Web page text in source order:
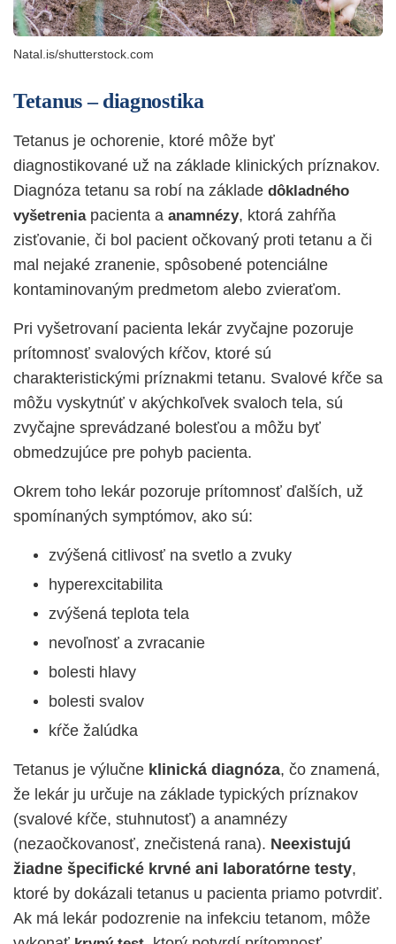
Natal.is/shutterstock.com
Tetanus – diagnostika
Tetanus je ochorenie, ktoré môže byť
diagnostikované už na základe klinických príznakov.
Diagnóza tetanu sa robí na základe dôkladného
vyšetreniapacienta a anamnézy, ktorá zahŕňa
zisťovanie, či bol pacient očkovaný proti tetanu a či
mal nejaké zranenie, spôsobené potenciálne
kontaminovaným predmetom alebo zvieraťom.
Pri vyšetrovaní pacienta lekár zvyčajne pozoruje
prítomnosť svalových kŕčov, ktoré sú
charakteristickými príznakmi tetanu. Svalové kŕče sa
môžu vyskytnúť v akýchkoľvek svaloch tela, sú
zvyčajne sprevádzané bolesťou a môžu byť
obmedzujúce pre pohyb pacienta.
Okrem toho lekár pozoruje prítomnosť ďalších, už
spomínaných symptómov, ako sú:
zvýšená citlivosť na svetlo a zvuky
hyperexcitabilita
zvýšená teplota tela
nevoľnosť a zvracanie
bolesti hlavy
bolesti svalov
kŕče žalúdka
Tetanus je výlučne klinická diagnóza, čo znamená,
že lekár ju určuje na základe typických príznakov
(svalové kŕče, stuhnutosť) a anamnézy
(nezaočkovanosť, znečistená rana). Neexistujú
žiadne špecifické krvné ani laboratórne testy,
ktoré by dokázali tetanus u pacienta priamo potvrdiť.
Ak má lekár podozrenie na infekciu tetanom, môže